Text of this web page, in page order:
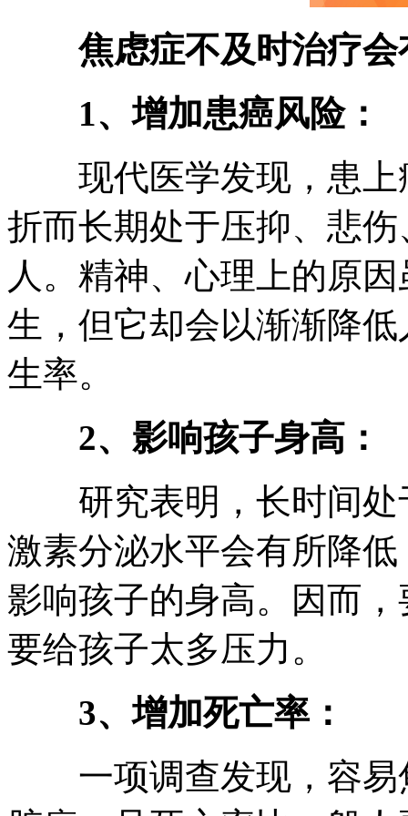
焦虑症不及时治疗
1、增加患癌风险：
现代医学发现，患上
折而长期处于压抑、悲
人。精神、心理上的原
生，但它却会以渐渐降
生率。
2、影响孩子身高：
研究表明，长时间处
激素分泌水平会有所降
影响孩子的身高。因而
要给孩子太多压力。
3、增加死亡率：
一项调查发现，容易